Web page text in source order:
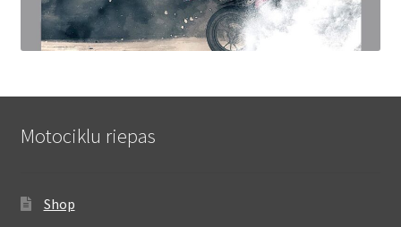
Motociklu riepas
Shop